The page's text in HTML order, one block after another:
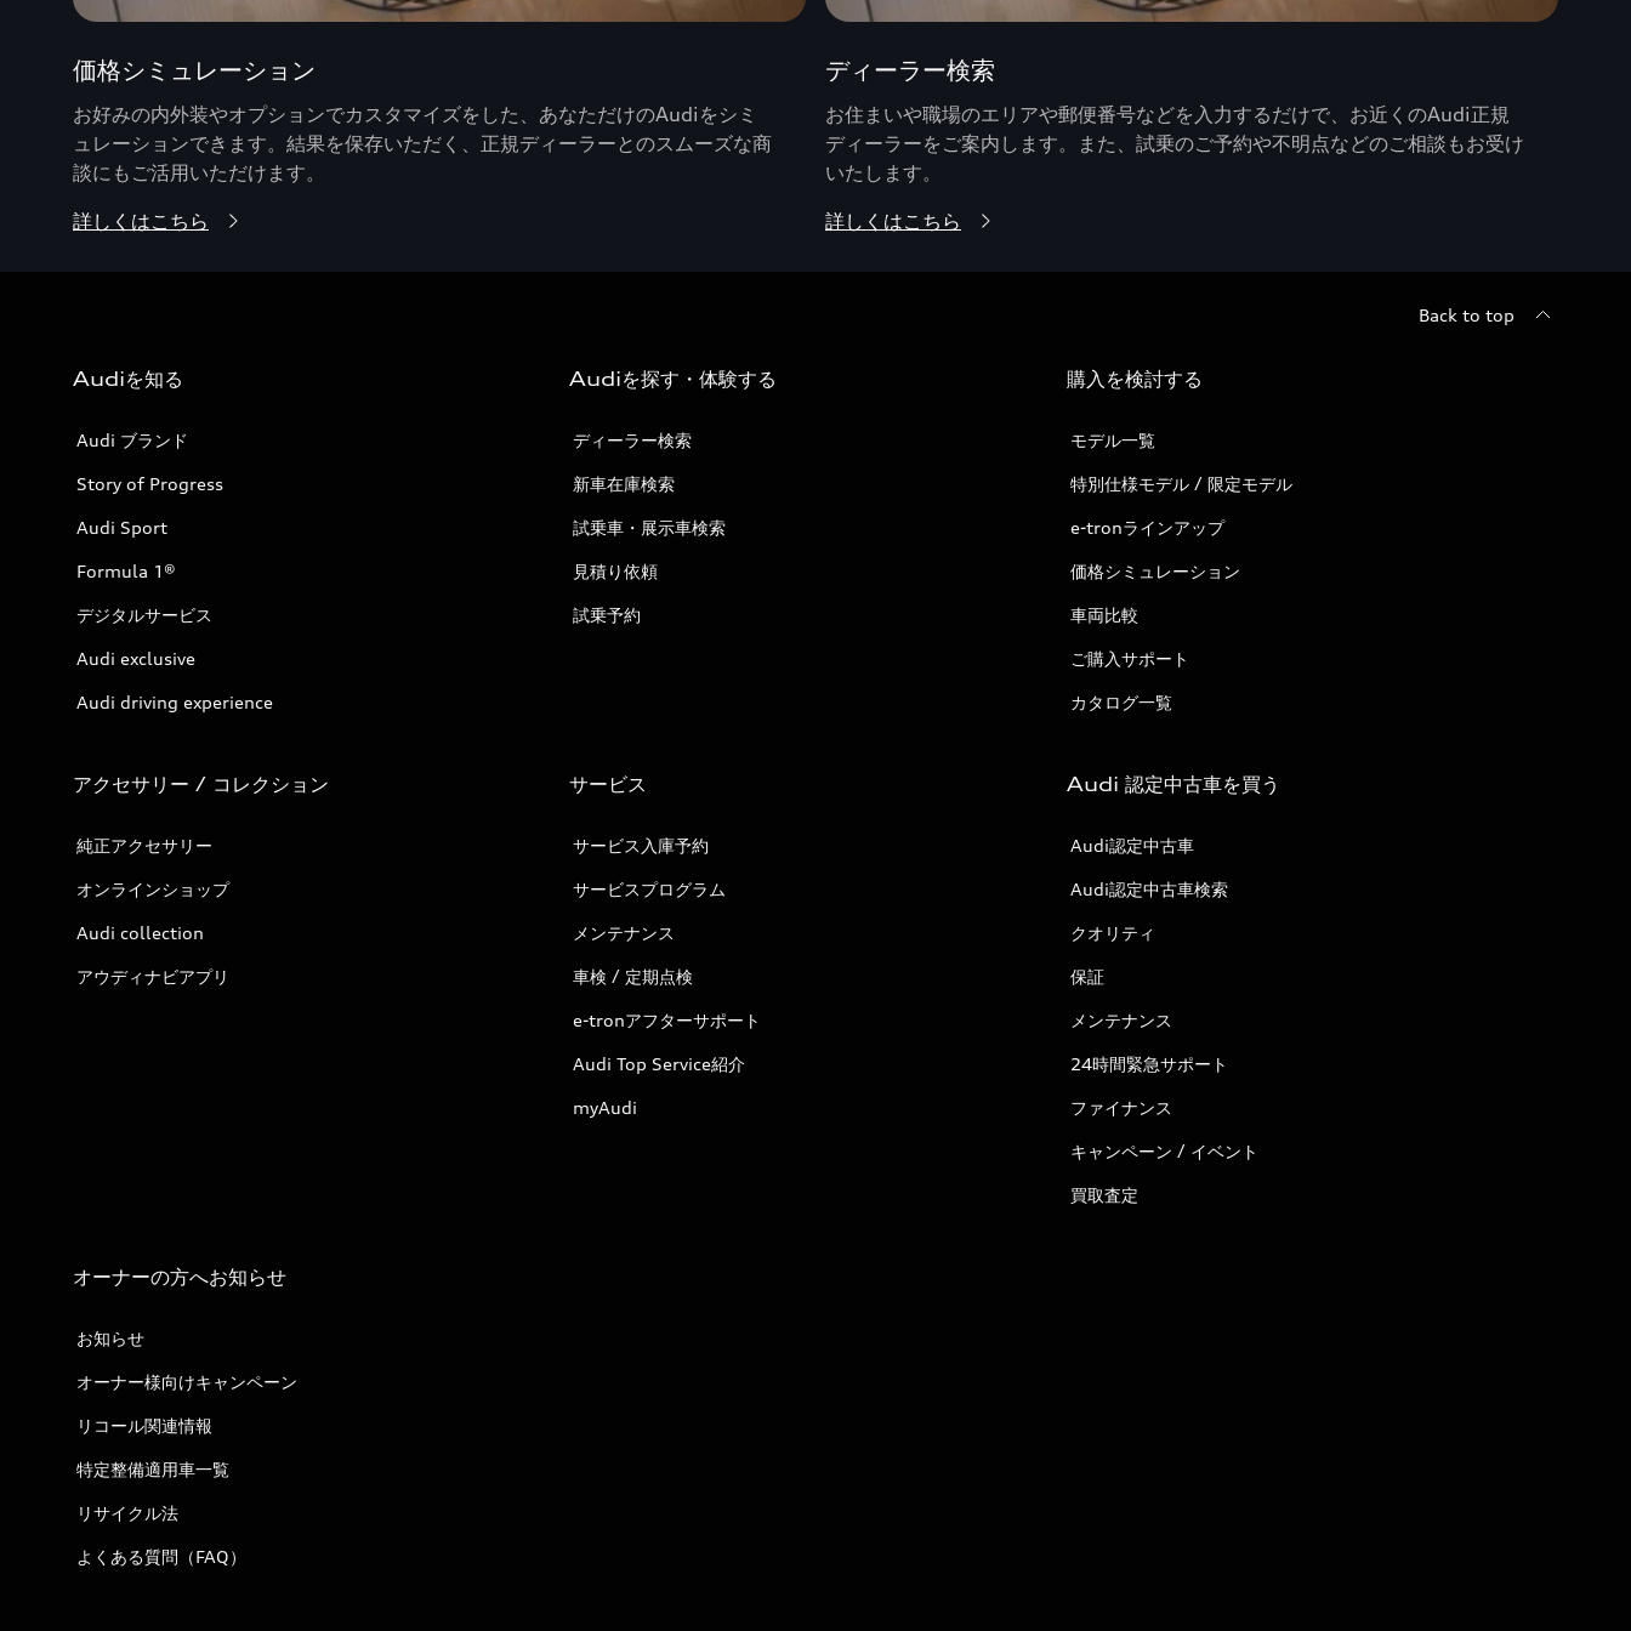
価格シミュレーション
お好みの内外装やオプションでカスタマイズをした、あなただけのAudiをシミ
ュレーションできます。結果を保存いただく、正規ディーラーとのスムーズな商
談にもご活用いただけます。
詳しくはこちら
ディーラー検索
お住まいや職場のエリアや郵便番号などを入力するだけで、お近くのAudi正規
ディーラーをご案内します。また、試乗のご予約や不明点などのご相談もお受け
いたします。
詳しくはこちら
Back to top
Audiを知る
Audi ブランド
Story of Progress
Audi Sport
Formula 1®
デジタルサービス
Audi exclusive
Audi driving experience
Audiを探す・体験する
ディーラー検索
新車在庫検索
試乗車・展示車検索
見積り依頼
試乗予約
購入を検討する
モデル一覧
特別仕様モデル / 限定モデル
e-tronラインアップ
価格シミュレーション
車両比較
ご購入サポート
カタログ一覧
アクセサリー / コレクション
純正アクセサリー
オンラインショップ
Audi collection
アウディナビアプリ
サービス
サービス入庫予約
サービスプログラム
メンテナンス
車検 / 定期点検
e-tronアフターサポート
Audi Top Service紹介
myAudi
Audi 認定中古車を買う
Audi認定中古車
Audi認定中古車検索
クオリティ
保証
メンテナンス
24時間緊急サポート
ファイナンス
キャンペーン / イベント
買取査定
オーナーの方へお知らせ
お知らせ
オーナー様向けキャンペーン
リコール関連情報
特定整備適用車一覧
リサイクル法
よくある質問（FAQ）